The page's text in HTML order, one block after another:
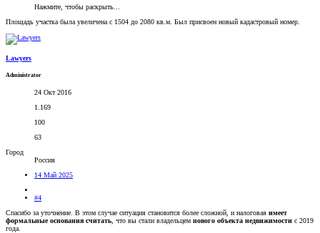
Нажмите, чтобы раскрыть...
Площадь участка была увеличена с 1504 до 2080 кв.м. Был присвоен новый кадастровый номер.
Lawyers
Administrator
24 Окт 2016
1.169
100
63
Город
Россия
14 Май 2025
#4
Спасибо за уточнение. В этом случае ситуация становится более сложной, и налоговая имеет
формальные основания считать , что вы стали владельцем нового объекта недвижимости с 2019
года.